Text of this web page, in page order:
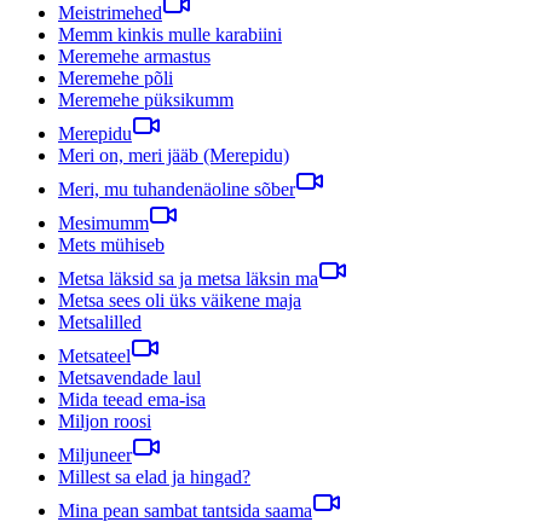
Meistrimehed
Memm kinkis mulle karabiini
Meremehe armastus
Meremehe põli
Meremehe püksikumm
Merepidu
Meri on, meri jääb (Merepidu)
Meri, mu tuhandenäoline sõber
Mesimumm
Mets mühiseb
Metsa läksid sa ja metsa läksin ma
Metsa sees oli üks väikene maja
Metsalilled
Metsateel
Metsavendade laul
Mida teead ema-isa
Miljon roosi
Miljuneer
Millest sa elad ja hingad?
Mina pean sambat tantsida saama